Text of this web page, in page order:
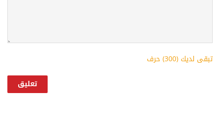
تبقى لديك (300) حرف